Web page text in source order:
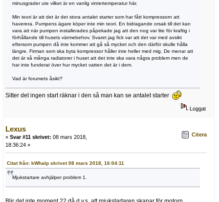
minusgrader ute vilket är en vanlig vintertemperatur här.
Min teori är att det är det stora antalet starter som har fått kompressorn att
haverera. Pumpens ägare köper inte min teori. En bidragande orsak till det kan
vara att när pumpen installerades påpekade jag att den nog var lite för kraftig i
förhållande till husets värmebehov. Svaret jag fick var att det var med avsikt
eftersom pumpen då inte kommer att gå så mycket och den därför skulle hålla
längre. Firman som ska byta kompressor håller inte heller med mig. De menar att
det är så många radiatorer i huset att det inte ska vara några problem men de
har inte funderat över hur mycket vatten det är i dem.
Vad är forumets åsikt?
Sitter det ingen start räknar i den så man kan se antalet starter
Loggat
Lexus
« Svar #11 skrivet: 08 mars 2018,
18:36:24 »
Citera
Citat från: kWhalp skrivet 08 mars 2018, 16:04:11
Mjukstartare avhjälper problem 1.